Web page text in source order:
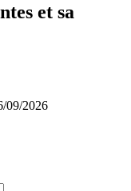
et sa
09/2026